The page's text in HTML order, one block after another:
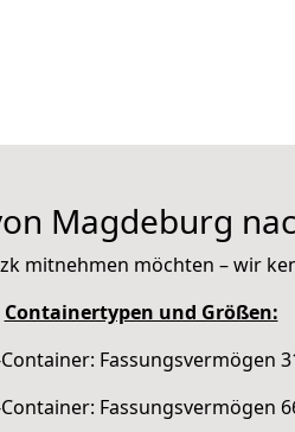
Magdeburg
mitnehmen möchten – wir
Containertypen und Größen:
Fassungsvermögen
Fassungsvermögen